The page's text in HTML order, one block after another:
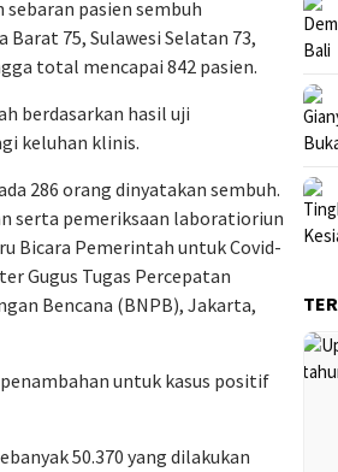
pasien sembuh
Barat 75, Sulawesi Selatan 73,
total mencapai 842 pasien.
berdasarkan hasil uji
keluhan klinis.
286 orang dinyatakan sembuh.
serta pemeriksaan laboratioriun
Bicara Pemerintah untuk Covid-
Gugus Tugas Percepatan
Bencana (BNPB), Jakarta,
untuk kasus positif
50.370 yang dilakukan